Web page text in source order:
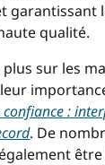
garantissant
qualité.
sur les
:
. De